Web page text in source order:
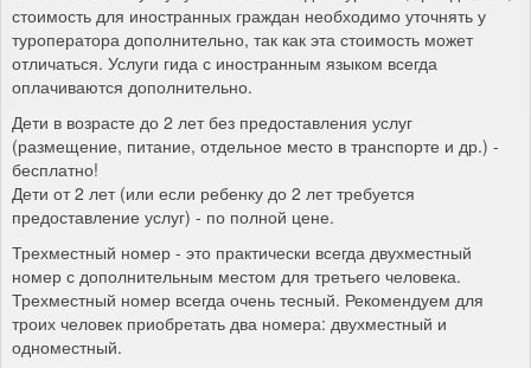
стоимость для иностранных граждан необходимо уточнять у
туроператора дополнительно, так как эта стоимость может
отличаться. Услуги гида с иностранным языком всегда
оплачиваются дополнительно.
Дети в возрасте до 2 лет без предоставления услуг
(размещение, питание, отдельное место в транспорте и др.) -
бесплатно!
Дети от 2 лет (или если ребенку до 2 лет требуется
предоставление услуг) - по полной цене.
Трехместный номер - это практически всегда двухместный
номер с дополнительным местом для третьего человека.
Трехместный номер всегда очень тесный. Рекомендуем для
троих человек приобретать два номера: двухместный и
одноместный.